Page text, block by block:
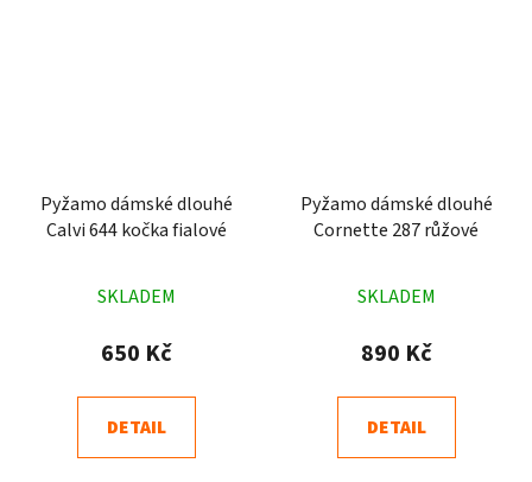
Pyžamo dámské dlouhé
Calvi 644 kočka fialové
hodnocení
produktu
4,8
z
SKLADEM
650 Kč
DETAIL
Pyžamo dámské dlouhé
Cornette 287 růžové
hodnocení
produktu
4,6
z
SKLADEM
890 Kč
DETAIL